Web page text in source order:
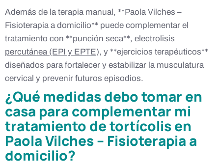
Además de la terapia manual, **Paola Vilches –
Fisioterapia a domicilio** puede complementar el
tratamiento con **punción seca**, electrolisis
percutánea (EPI y EPTE), y **ejercicios terapéuticos**
diseñados para fortalecer y estabilizar la musculatura
cervical y prevenir futuros episodios.
¿Qué medidas debo tomar en
casa para complementar mi
tratamiento de tortícolis en
Paola Vilches – Fisioterapia a
domicilio?